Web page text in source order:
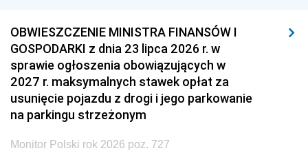
OBWIESZCZENIE MINISTRA FINANSÓW I
GOSPODARKI z dnia 23 lipca 2026 r. w
sprawie ogłoszenia obowiązujących w
2027 r. maksymalnych stawek opłat za
usunięcie pojazdu z drogi i jego parkowanie
na parkingu strzeżonym
Monitor Polski rok 2026 poz. 727